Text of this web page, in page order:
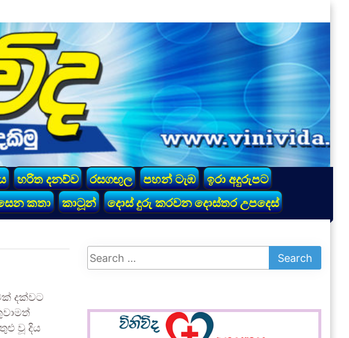
හරිත දනව්ව රසගඟුල පහන් ටැඹ
ඉරා අදුරුපට
කතා කාටූන් දොස් දුරු කරවන දොස්තර උපදෙස්
දක්වට
වූ දිය